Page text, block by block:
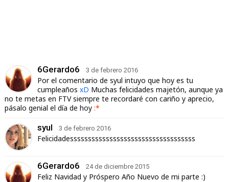
6Gerardo6 3 de febrero 2016
Por el comentario de syul intuyo que hoy es tu
cumpleaños xD Muchas felicidades majetón, aunque ya
no te metas en FTV siempre te recordaré con cariño y aprecio,
pásalo genial el día de hoy :*
syul 3 de febrero 2016
Felicidadesssssssssssssssssssssssssssssssssss
6Gerardo6 24 de diciembre 2015
Feliz Navidad y Próspero Año Nuevo de mi parte :)